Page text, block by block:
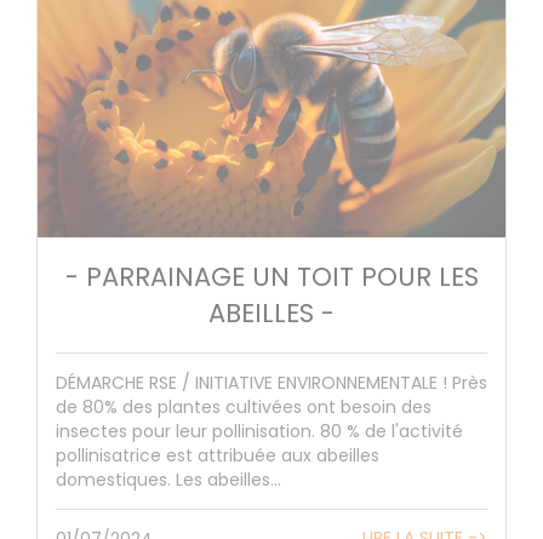
- PARRAINAGE UN TOIT POUR LES
ABEILLES -
DÉMARCHE RSE / INITIATIVE ENVIRONNEMENTALE ! Près
de 80% des plantes cultivées ont besoin des
insectes pour leur pollinisation. 80 % de l'activité
pollinisatrice est attribuée aux abeilles
domestiques. Les abeilles...